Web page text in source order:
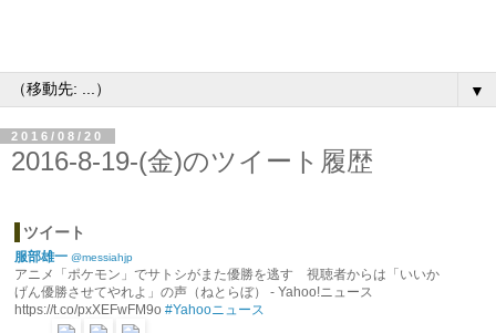
▼
2016/08/20
2016-8-19-(金)のツイート履歴
ツイート
服部雄一 @messiahjp
アニメ「ポケモン」でサトシがまた優勝を逃す 視聴者からは「いいか
げん優勝させてやれよ」の声（ねとらぼ） - Yahoo!ニュース
https://t.co/pxXEFwFM9o #Yahooニュース